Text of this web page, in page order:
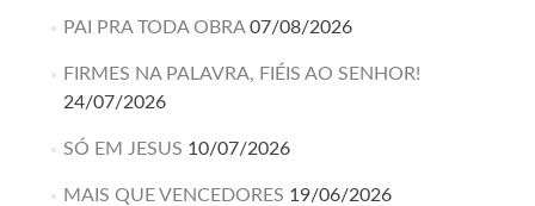
PAI PRA TODA OBRA 07/08/2026
FIRMES NA PALAVRA, FIÉIS AO SENHOR!
24/07/2026
SÓ EM JESUS 10/07/2026
MAIS QUE VENCEDORES 19/06/2026